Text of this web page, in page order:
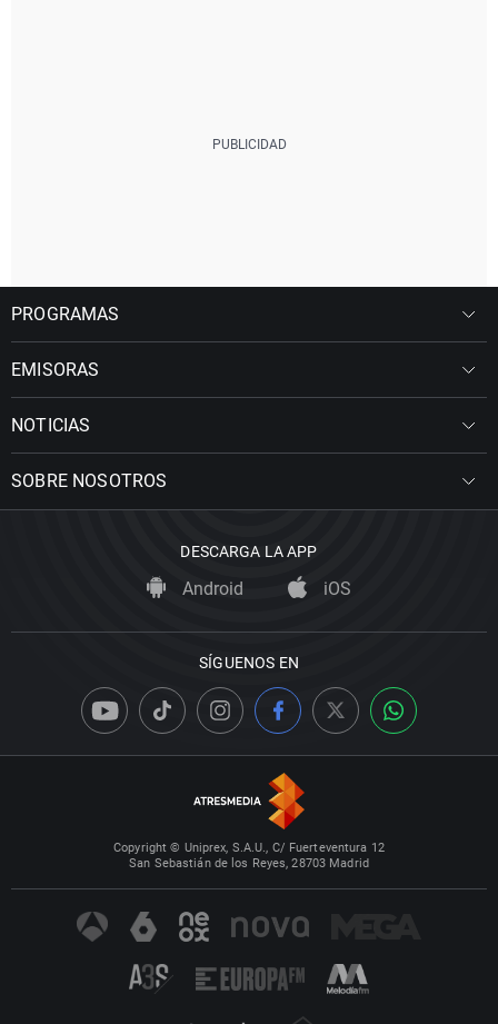
PROGRAMAS
EMISORAS
NOTICIAS
SOBRE NOSOTROS
DESCARGA LA APP
Android iOS
SÍGUENOS EN
Copyright © Uniprex, S.A.U., C/ Fuerteventura 12
San Sebastián de los Reyes, 28703 Madrid